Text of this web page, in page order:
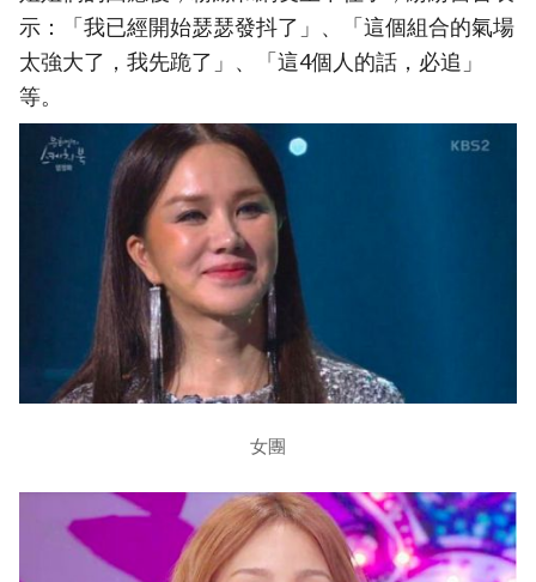
示：「我已經開始瑟瑟發抖了」、「這個組合的氣場
太強大了，我先跪了」、「這4個人的話，必追」
等。
女團